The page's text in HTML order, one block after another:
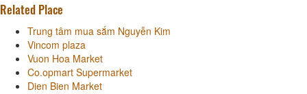
Related Place
Trung tâm mua sắm Nguyễn Kim
Vincom plaza
Vuon Hoa Market
Co.opmart Supermarket
Dien Bien Market